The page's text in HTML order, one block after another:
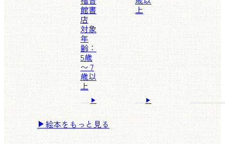
館書
店
対象
年
齢：
5歳
〜 7
歳以
上
上
絵本をもっと見る